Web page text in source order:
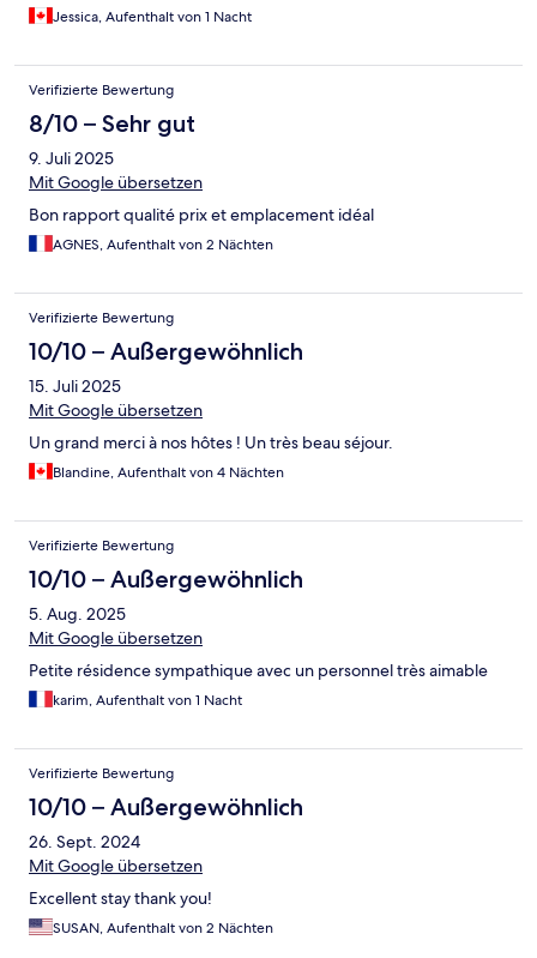
Jessica, Aufenthalt von 1 Nacht
Verifizierte Bewertung
8/10 – Sehr gut
9. Juli 2025
Mit Google übersetzen
Bon rapport qualité prix et emplacement idéal
AGNES, Aufenthalt von 2 Nächten
Verifizierte Bewertung
10/10 – Außergewöhnlich
15. Juli 2025
Mit Google übersetzen
Un grand merci à nos hôtes ! Un très beau séjour.
Blandine, Aufenthalt von 4 Nächten
Verifizierte Bewertung
10/10 – Außergewöhnlich
5. Aug. 2025
Mit Google übersetzen
Petite résidence sympathique avec un personnel très aimable
karim, Aufenthalt von 1 Nacht
Verifizierte Bewertung
10/10 – Außergewöhnlich
26. Sept. 2024
Mit Google übersetzen
Excellent stay thank you!
SUSAN, Aufenthalt von 2 Nächten